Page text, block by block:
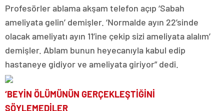
Profesörler ablama akşam telefon açıp ‘Sabah
ameliyata gelin’ demişler. ‘Normalde ayın 22’sinde
olacak ameliyatı ayın 11’ine çekip sizi ameliyata alalım’
demişler. Ablam bunun heyecanıyla kabul edip
hastaneye gidiyor ve ameliyata giriyor” dedi.
‘BEYİN ÖLÜMÜNÜN GERÇEKLEŞTİĞİNİ
SÖYLEMEDİLER